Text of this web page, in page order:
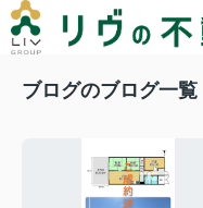
ブログのブログ一覧